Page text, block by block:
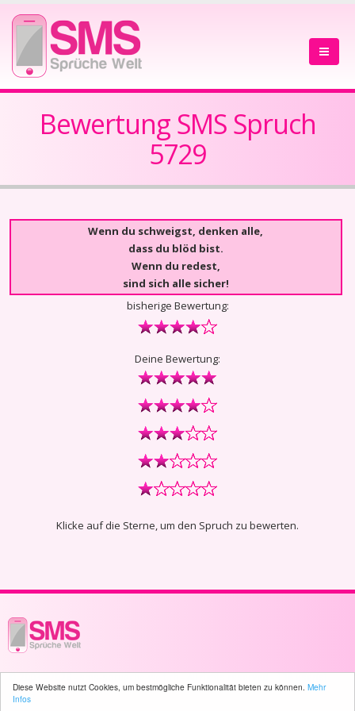
Diese Website nutzt Cookies, um bestmögliche Funktionalität bieten zu können. Mehr
Infos
Bewertung SMS Spruch
5729
Wenn du schweigst, denken alle,
dass du blöd bist.
Wenn du redest,
sind sich alle sicher!
bisherige Bewertung:
Deine Bewertung:
Klicke auf die Sterne, um den Spruch zu bewerten.
© 2003 - 2026 -sms-sprueche-welt.ch- All rights reserved -138 user(s)
online